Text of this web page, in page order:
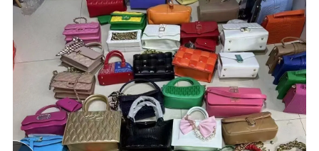
Bisnis
: Grosir dan Pengecer
Foto detail